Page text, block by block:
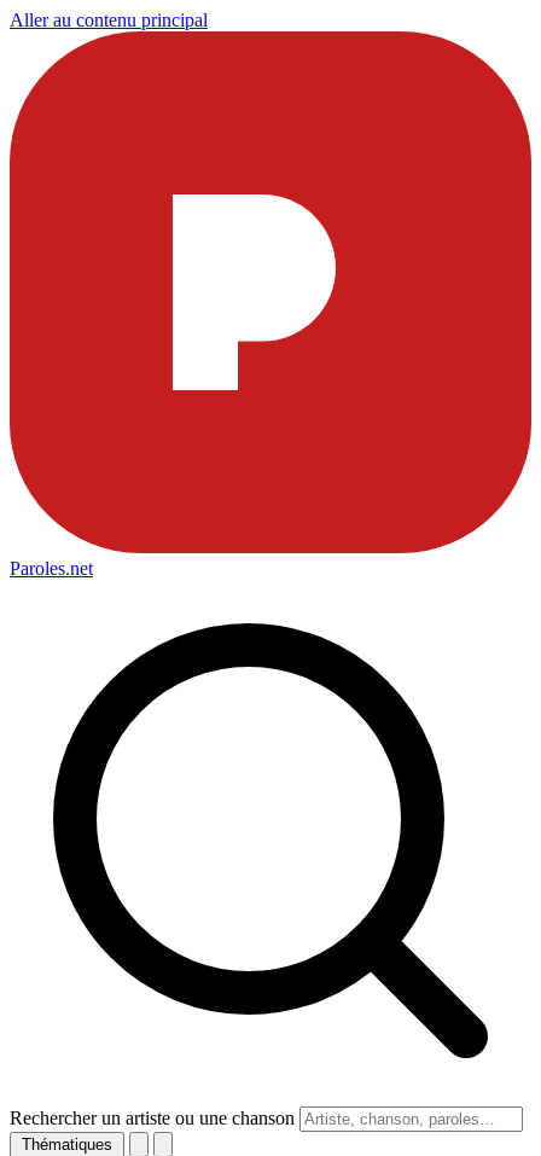
Aller au contenu principal
Paroles.net
Rechercher un artiste ou une chanson
Thématiques